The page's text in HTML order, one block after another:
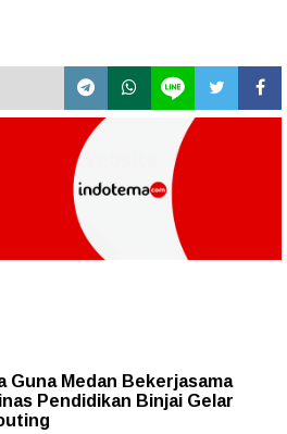
Guna Medan Bekerjasama
Pendidikan Binjai Gelar